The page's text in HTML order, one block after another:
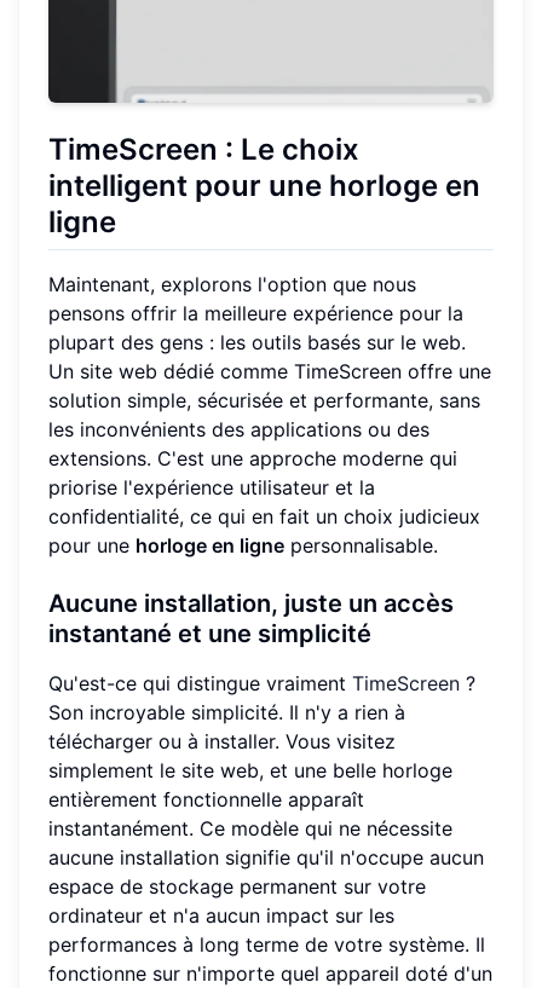
TimeScreen : Le choix
intelligent pour une horloge en
ligne
Maintenant, explorons l'option que nous
pensons offrir la meilleure expérience pour la
plupart des gens : les outils basés sur le web.
Un site web dédié comme TimeScreen offre une
solution simple, sécurisée et performante, sans
les inconvénients des applications ou des
extensions. C'est une approche moderne qui
priorise l'expérience utilisateur et la
confidentialité, ce qui en fait un choix judicieux
pour une horloge en ligne personnalisable.
Aucune installation, juste un accès
instantané et une simplicité
Qu'est-ce qui distingue vraiment TimeScreen ?
Son incroyable simplicité. Il n'y a rien à
télécharger ou à installer. Vous visitez
simplement le site web, et une belle horloge
entièrement fonctionnelle apparaît
instantanément. Ce modèle qui ne nécessite
aucune installation signifie qu'il n'occupe aucun
espace de stockage permanent sur votre
ordinateur et n'a aucun impact sur les
performances à long terme de votre système. Il
fonctionne sur n'importe quel appareil doté d'un